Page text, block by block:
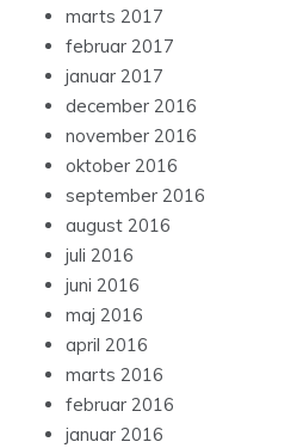
marts 2017
februar 2017
januar 2017
december 2016
november 2016
oktober 2016
september 2016
august 2016
juli 2016
juni 2016
maj 2016
april 2016
marts 2016
februar 2016
januar 2016